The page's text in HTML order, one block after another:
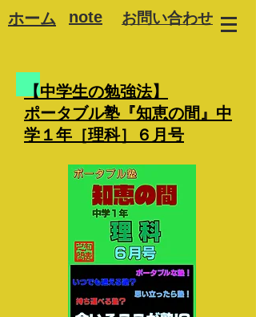
ホーム note お問い合わせ
【中学生の勉強法】
ポータブル塾『知恵の間』中
学１年［理科］６月号